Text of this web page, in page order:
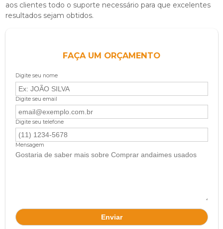
aos clientes todo o suporte necessário para que excelentes
resultados sejam obtidos.
FAÇA UM ORÇAMENTO
Digite seu nome
Digite seu email
Digite seu telefone
Mensagem